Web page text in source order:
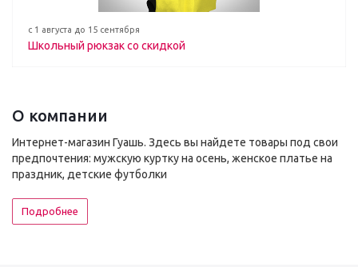
с 1 августа до 15 сентября
Школьный рюкзак со скидкой
О компании
Интернет-магазин Гуашь. Здесь вы найдете товары под свои
предпочтения: мужскую куртку на осень, женское платье на
праздник, детские футболки
Подробнее